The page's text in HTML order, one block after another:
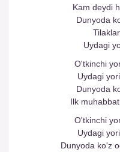
Kam deydi
Dunyoda
Uydagi
O'tkinchi
Uydagi
Dunyoda
Ilk
O'tkinchi
Uydagi
Dunyoda ko'z